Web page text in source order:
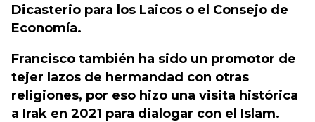
Dicasterio para los Laicos o el Consejo de
Economía.
Francisco también ha sido un promotor de
tejer lazos de hermandad con otras
religiones, por eso hizo una visita histórica
a Irak en 2021 para dialogar con el Islam.